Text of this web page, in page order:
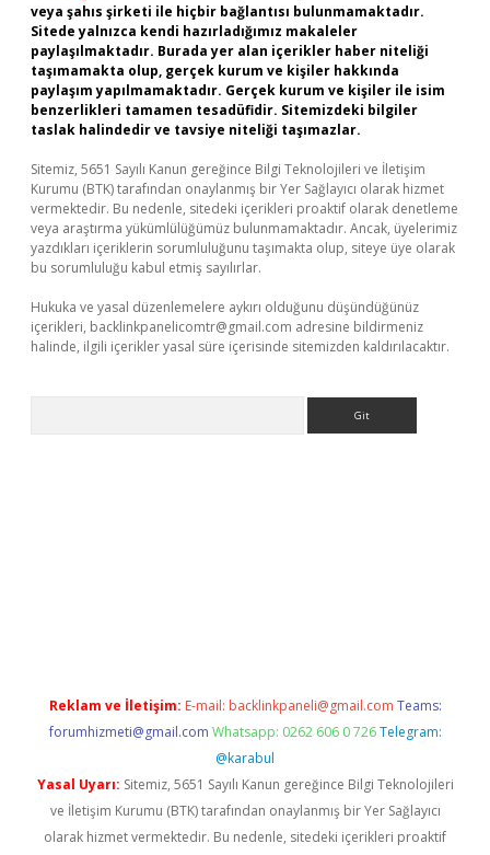
veya şahıs şirketi ile hiçbir bağlantısı bulunmamaktadır.
Sitede yalnızca kendi hazırladığımız makaleler
paylaşılmaktadır. Burada yer alan içerikler haber niteliği
taşımamakta olup, gerçek kurum ve kişiler hakkında
paylaşım yapılmamaktadır. Gerçek kurum ve kişiler ile isim
benzerlikleri tamamen tesadüfidir. Sitemizdeki bilgiler
taslak halindedir ve tavsiye niteliği taşımazlar.
Sitemiz, 5651 Sayılı Kanun gereğince Bilgi Teknolojileri ve İletişim
Kurumu (BTK) tarafından onaylanmış bir Yer Sağlayıcı olarak hizmet
vermektedir. Bu nedenle, sitedeki içerikleri proaktif olarak denetleme
veya araştırma yükümlülüğümüz bulunmamaktadır. Ancak, üyelerimiz
yazdıkları içeriklerin sorumluluğunu taşımakta olup, siteye üye olarak
bu sorumluluğu kabul etmiş sayılırlar.
Hukuka ve yasal düzenlemelere aykırı olduğunu düşündüğünüz
içerikleri, backlinkpanelicomtr@gmail.com adresine bildirmeniz
halinde, ilgili içerikler yasal süre içerisinde sitemizden kaldırılacaktır.
Reklam ve İletişim: E-mail: backlinkpaneli@gmail.com Teams:
forumhizmeti@gmail.com Whatsapp: 0262 606 0 726 Telegram:
@karabul
Yasal Uyarı: Sitemiz, 5651 Sayılı Kanun gereğince Bilgi Teknolojileri
ve İletişim Kurumu (BTK) tarafından onaylanmış bir Yer Sağlayıcı
olarak hizmet vermektedir. Bu nedenle, sitedeki içerikleri proaktif